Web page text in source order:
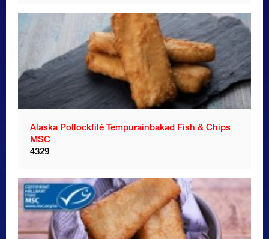
Alaska Pollockfilé Tempurainbakad Fish & Chips
MSC
4329